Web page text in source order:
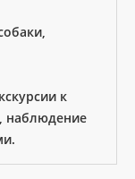
к
наблюдение